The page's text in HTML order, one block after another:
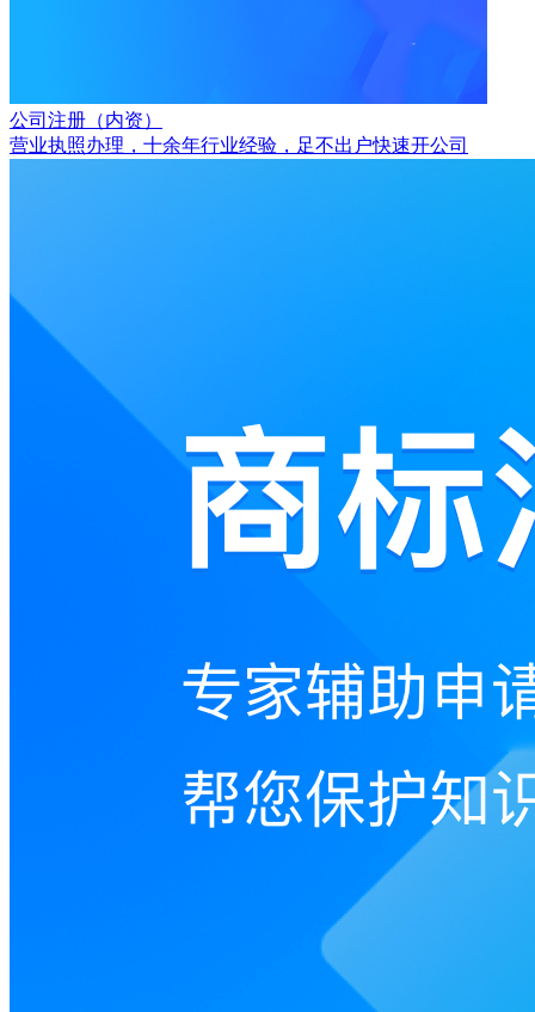
公司注册（内资）
营业执照办理，十余年行业经验，足不出户快速开公司